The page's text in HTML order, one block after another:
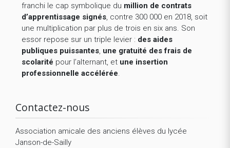
franchi le cap symbolique du million de contrats
d’apprentissage signés, contre 300 000 en 2018, soit
une multiplication par plus de trois en six ans. Son
essor repose sur un triple levier : des aides
publiques puissantes, une gratuité des frais de
scolarité pour l’alternant, et une insertion
professionnelle accélérée.
Contactez-nous
Association amicale des anciens élèves du lycée
Janson-de-Sailly